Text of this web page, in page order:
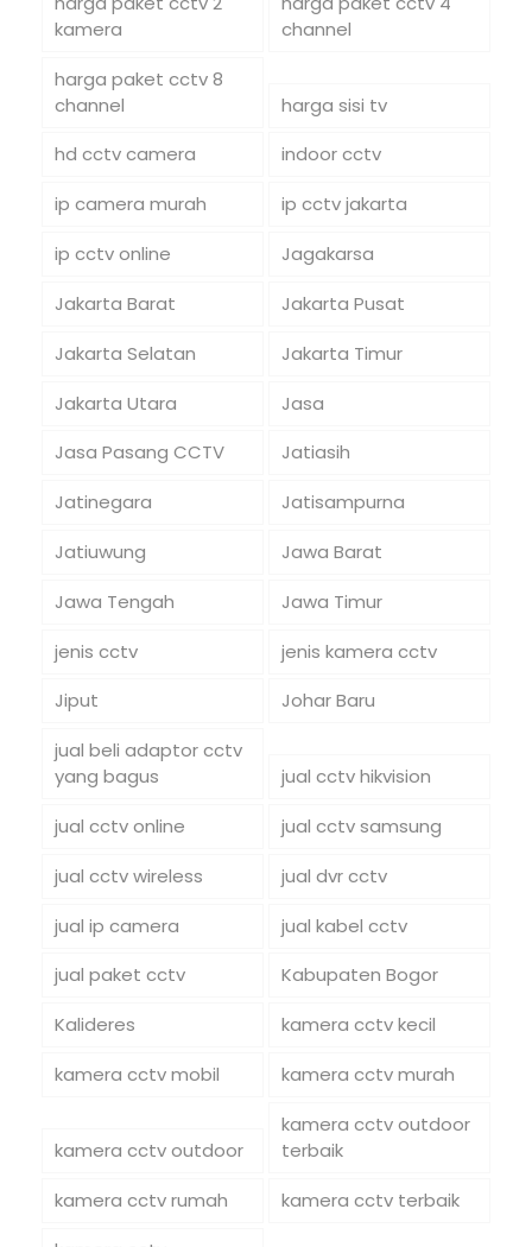
kamera
channel
harga paket cctv 8
channel
harga sisi tv
hd cctv camera
indoor cctv
ip camera murah
ip cctv jakarta
ip cctv online
Jagakarsa
Jakarta Barat
Jakarta Pusat
Jakarta Selatan
Jakarta Timur
Jakarta Utara
Jasa
Jasa Pasang CCTV
Jatiasih
Jatinegara
Jatisampurna
Jatiuwung
Jawa Barat
Jawa Tengah
Jawa Timur
jenis cctv
jenis kamera cctv
Jiput
Johar Baru
jual beli adaptor cctv
yang bagus
jual cctv hikvision
jual cctv online
jual cctv samsung
jual cctv wireless
jual dvr cctv
jual ip camera
jual kabel cctv
jual paket cctv
Kabupaten Bogor
Kalideres
kamera cctv kecil
kamera cctv mobil
kamera cctv murah
kamera cctv outdoor
kamera cctv outdoor
terbaik
kamera cctv rumah
kamera cctv terbaik